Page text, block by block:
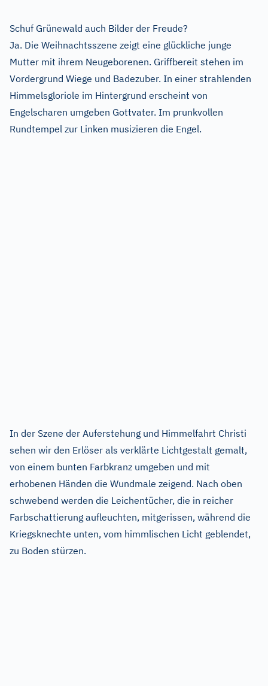
Schuf Grünewald auch Bilder der Freude?
Ja. Die Weihnachtsszene zeigt eine glückliche junge
Mutter mit ihrem Neugeborenen. Griffbereit stehen im
Vordergrund Wiege und Badezuber. In einer strahlenden
Himmelsgloriole im Hintergrund erscheint von
Engelscharen umgeben Gottvater. Im prunkvollen
Rundtempel zur Linken musizieren die Engel.
In der Szene der Auferstehung und Himmelfahrt Christi
sehen wir den Erlöser als verklärte Lichtgestalt gemalt,
von einem bunten Farbkranz umgeben und mit
erhobenen Händen die Wundmale zeigend. Nach oben
schwebend werden die Leichentücher, die in reicher
Farbschattierung aufleuchten, mitgerissen, während die
Kriegsknechte unten, vom himmlischen Licht geblendet,
zu Boden stürzen.